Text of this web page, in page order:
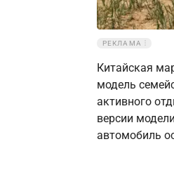
РЕКЛАМА
Китайская
модель
активного
версии
автомобиль